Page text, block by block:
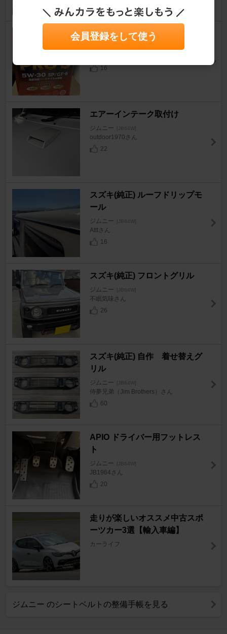
エンジンオイル交換
16
エアーインテーク取付け
ジムニー [JB64W]
outdoor1970さん
22
スズキ(純正) ルーフドリップモ
ール
ジムニー [JB64W]
Atttさん
16
スズキ(純正) フロントグリル
ジムニー [JB64W]
不眠気味さん
26
スズキ(純正) 自作 着せ替えグ
リル
ジムニー [JB64W]
侍夢兄弟（Jim Brothers）さん
60
APIO ドライバー用フットレス
ト
ジムニー [JB64W]
JB1964さん
20
走りが楽しいオススメ中古スポ
ーツカー3選【輸入車編】
カーライフ
ジムニー のシートベルトの整備手帳を見る
会員登録をして使う